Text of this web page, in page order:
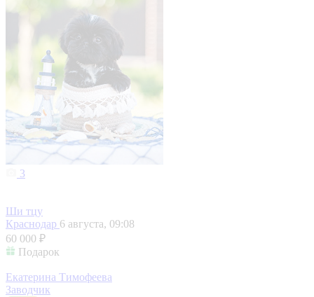
3
Ши тцу
Краснодар 6 августа, 09:08
60 000 ₽
Подарок
Екатерина Тимофеева
Заводчик